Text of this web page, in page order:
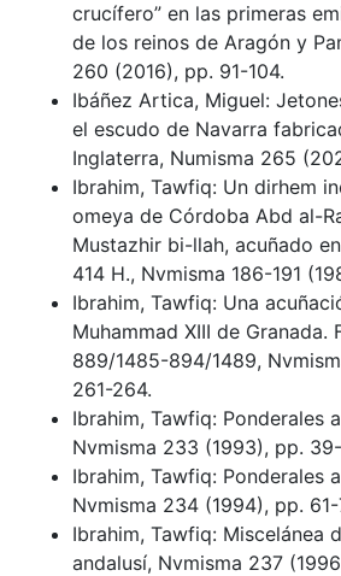
crucífero” en las primeras
de los reinos de Aragón y
260 (2016), pp. 91-104.
Ibáñez Artica, Miguel:
el escudo de Navarra
Inglaterra, Numisma 265
Ibrahim, Tawfiq: Un dirhem
omeya de Córdoba Abd al-
Mustazhir bi-llah, acuñado
414 H., Nvmisma 186-191
Ibrahim, Tawfiq: Una
Muhammad XIII de Granada.
889/1485-894/1489,
261-264.
Ibrahim, Tawfiq: Ponderales
Nvmisma 233 (1993), pp.
Ibrahim, Tawfiq: Ponderales
Nvmisma 234 (1994), pp.
Ibrahim, Tawfiq: Miscelánea
andalusí, Nvmisma 237